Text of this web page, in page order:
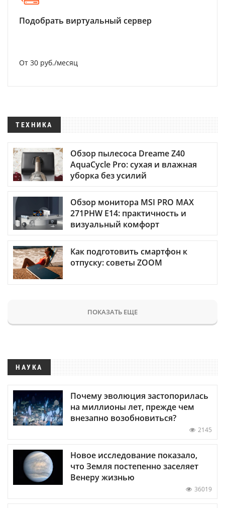
Подобрать виртуальный сервер
От 30 руб./месяц
ТЕХНИКА
Обзор пылесоса Dreame Z40
AquaCycle Pro: сухая и влажная
уборка без усилий
Обзор монитора MSI PRO MAX
271PHW E14: практичность и
визуальный комфорт
Как подготовить смартфон к
отпуску: советы ZOOM
ПОКАЗАТЬ ЕЩЕ
НАУКА
Почему эволюция застопорилась
на миллионы лет, прежде чем
внезапно возобновиться?
2145
Новое исследование показало,
что Земля постепенно заселяет
Венеру жизнью
36019